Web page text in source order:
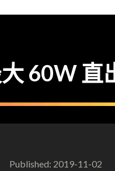
大 60W
Published: 2019-11-02